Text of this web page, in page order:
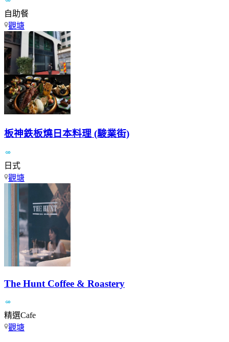
自助餐
觀塘
板神鉄板燒日本料理 (駿業街)
日式
觀塘
The Hunt Coffee & Roastery
精選Cafe
觀塘